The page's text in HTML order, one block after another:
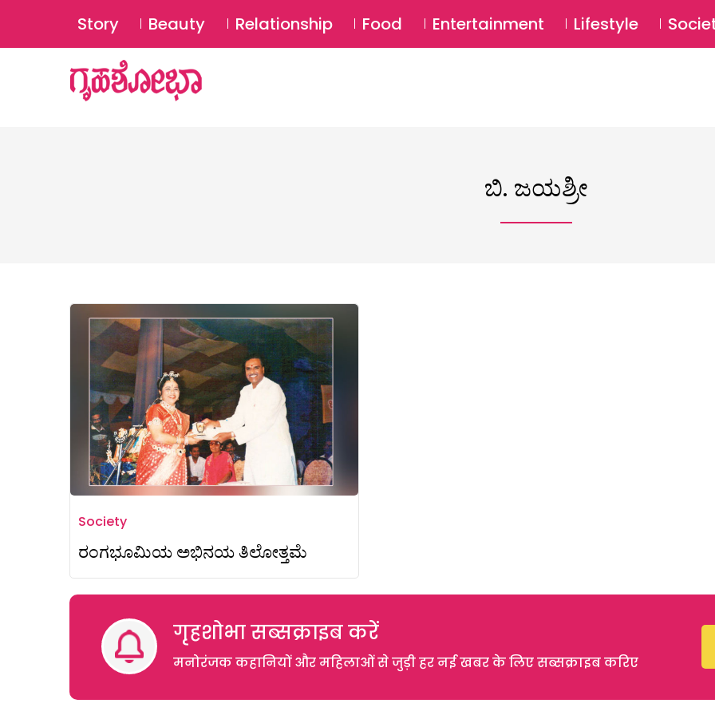
Story Beauty Relationship Food Entertainment Lifestyle
ಬಿ. ಜಯಶ್ರೀ
Society
ರಂಗಭೂಮಿಯ ಅಭಿನಯ ತಿಲೋತ್ತಮೆ
गृहशोभा सब्सक्राइब करें
मनोरंजक कहानियों और महिलाओं से जुड़ी हर नई खबर के लिए सब्सक्राइब करिए